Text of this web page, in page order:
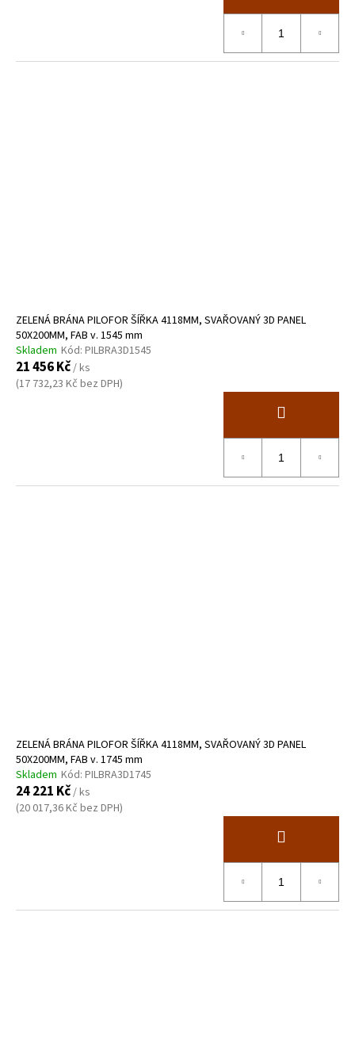
ZELENÁ BRÁNA PILOFOR ŠÍŘKA 4118MM, SVAŘOVANÝ 3D PANEL
50X200MM, FAB v. 1545 mm
Skladem Kód: PILBRA3D1545
21 456 Kč/ ks
(17 732,23 Kč bez DPH)
ZELENÁ BRÁNA PILOFOR ŠÍŘKA 4118MM, SVAŘOVANÝ 3D PANEL
50X200MM, FAB v. 1745 mm
Skladem Kód: PILBRA3D1745
24 221 Kč/ ks
(20 017,36 Kč bez DPH)